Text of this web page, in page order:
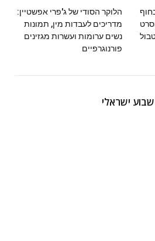
הלוקר הסודי של ג'פרי אפשטיין:
מדריכים לעבדות מין, תמונות
נשים ערומות ועשרות מגזינים
פורנוגרפיים
ישראלי